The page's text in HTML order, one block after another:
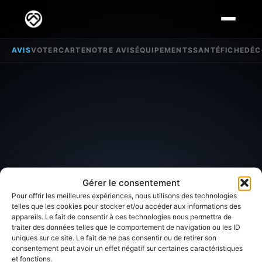
Gérer le consentement
Pour offrir les meilleures expériences, nous utilisons des technologies
telles que les cookies pour stocker et/ou accéder aux informations des
appareils. Le fait de consentir à ces technologies nous permettra de
traiter des données telles que le comportement de navigation ou les ID
uniques sur ce site. Le fait de ne pas consentir ou de retirer son
consentement peut avoir un effet négatif sur certaines caractéristiques
et fonctions.
AVISVOTERCARTENOTRE AVISÉQUIPEMENTSSANTÉFICHE
SECTEUR D'INTÉRÊT